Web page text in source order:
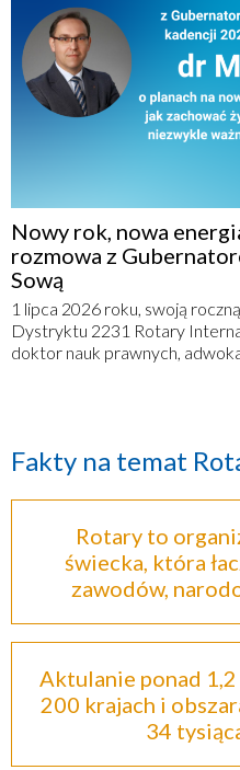
Nowy rok, nowa
rozmowa z
Sową
1 lipca 2026 roku, swoją
Dystryktu 2231 Rotary
doktor nauk prawnych,
Fakty na temat
Rotary to
świecka, która
zawodów,
Aktulanie ponad
200 krajach i
34